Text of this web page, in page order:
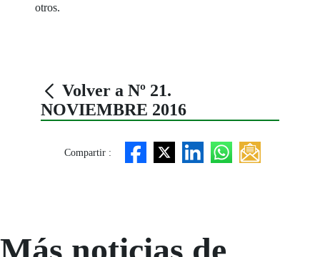
otros.
Volver a Nº 21.
NOVIEMBRE 2016
Compartir :
Más noticias de